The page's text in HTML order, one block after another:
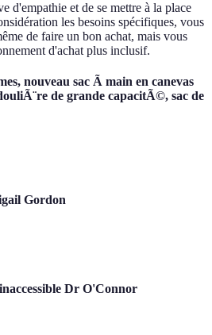
d'empathie et de se mettre à la place
les besoins spécifiques, vous
de faire un bon achat, mais vous
d'achat plus inclusif.
nouveau sac Ã main en canevas
de grande capacitÃ©, sac de
Gordon
Dr O'Connor